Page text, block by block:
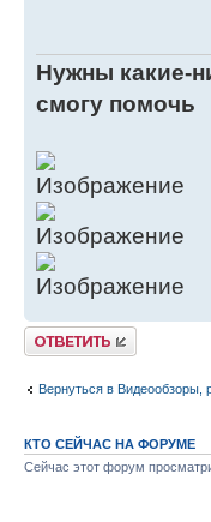
Нужны какие-
смогу помочь
Ответить
Вернуться в Видеообзоры,
КТО СЕЙЧАС НА ФОРУМЕ
Сейчас этот форум